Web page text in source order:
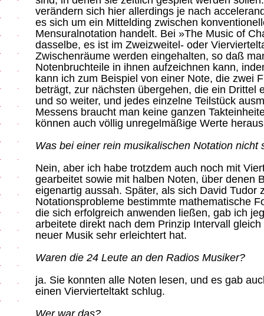
verändern sich hier allerdings je nach
es sich um ein Mittelding zwischen
Mensuralnotation handelt. Bei »The Music of
dasselbe, es ist im Zweizweitel- oder
Zwischenräume werden eingehalten, so daß
Notenbruchteile in ihnen aufzeichnen kann,
kann ich zum Beispiel von einer Note, die zwei
beträgt, zur nächsten übergehen, die ein Drittel
und so weiter, und jedes einzelne Teilstück
Messens braucht man keine ganzen
können auch völlig unregelmäßige Werte
Was bei einer rein musikalischen Notation nicht
Nein, aber ich habe trotzdem auch noch mit
gearbeitet sowie mit halben Noten, über denen
eigenartig aussah. Später, als sich David Tudor
Notationsprobleme bestimmte mathematische
die sich erfolgreich anwenden ließen, gab ich
arbeitete direkt nach dem Prinzip Intervall
neuer Musik sehr erleichtert hat.
Waren die 24 Leute an den Radios Musiker?
ja. Sie konnten alle Noten lesen, und es gab
einen Viervierteltakt schlug.
Wer war das?